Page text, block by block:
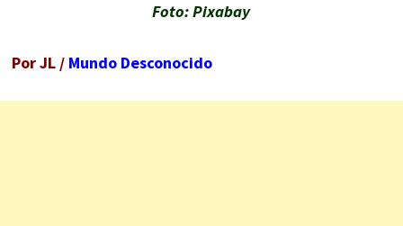
Foto: Pixabay
Por JL / Mundo Desconocido